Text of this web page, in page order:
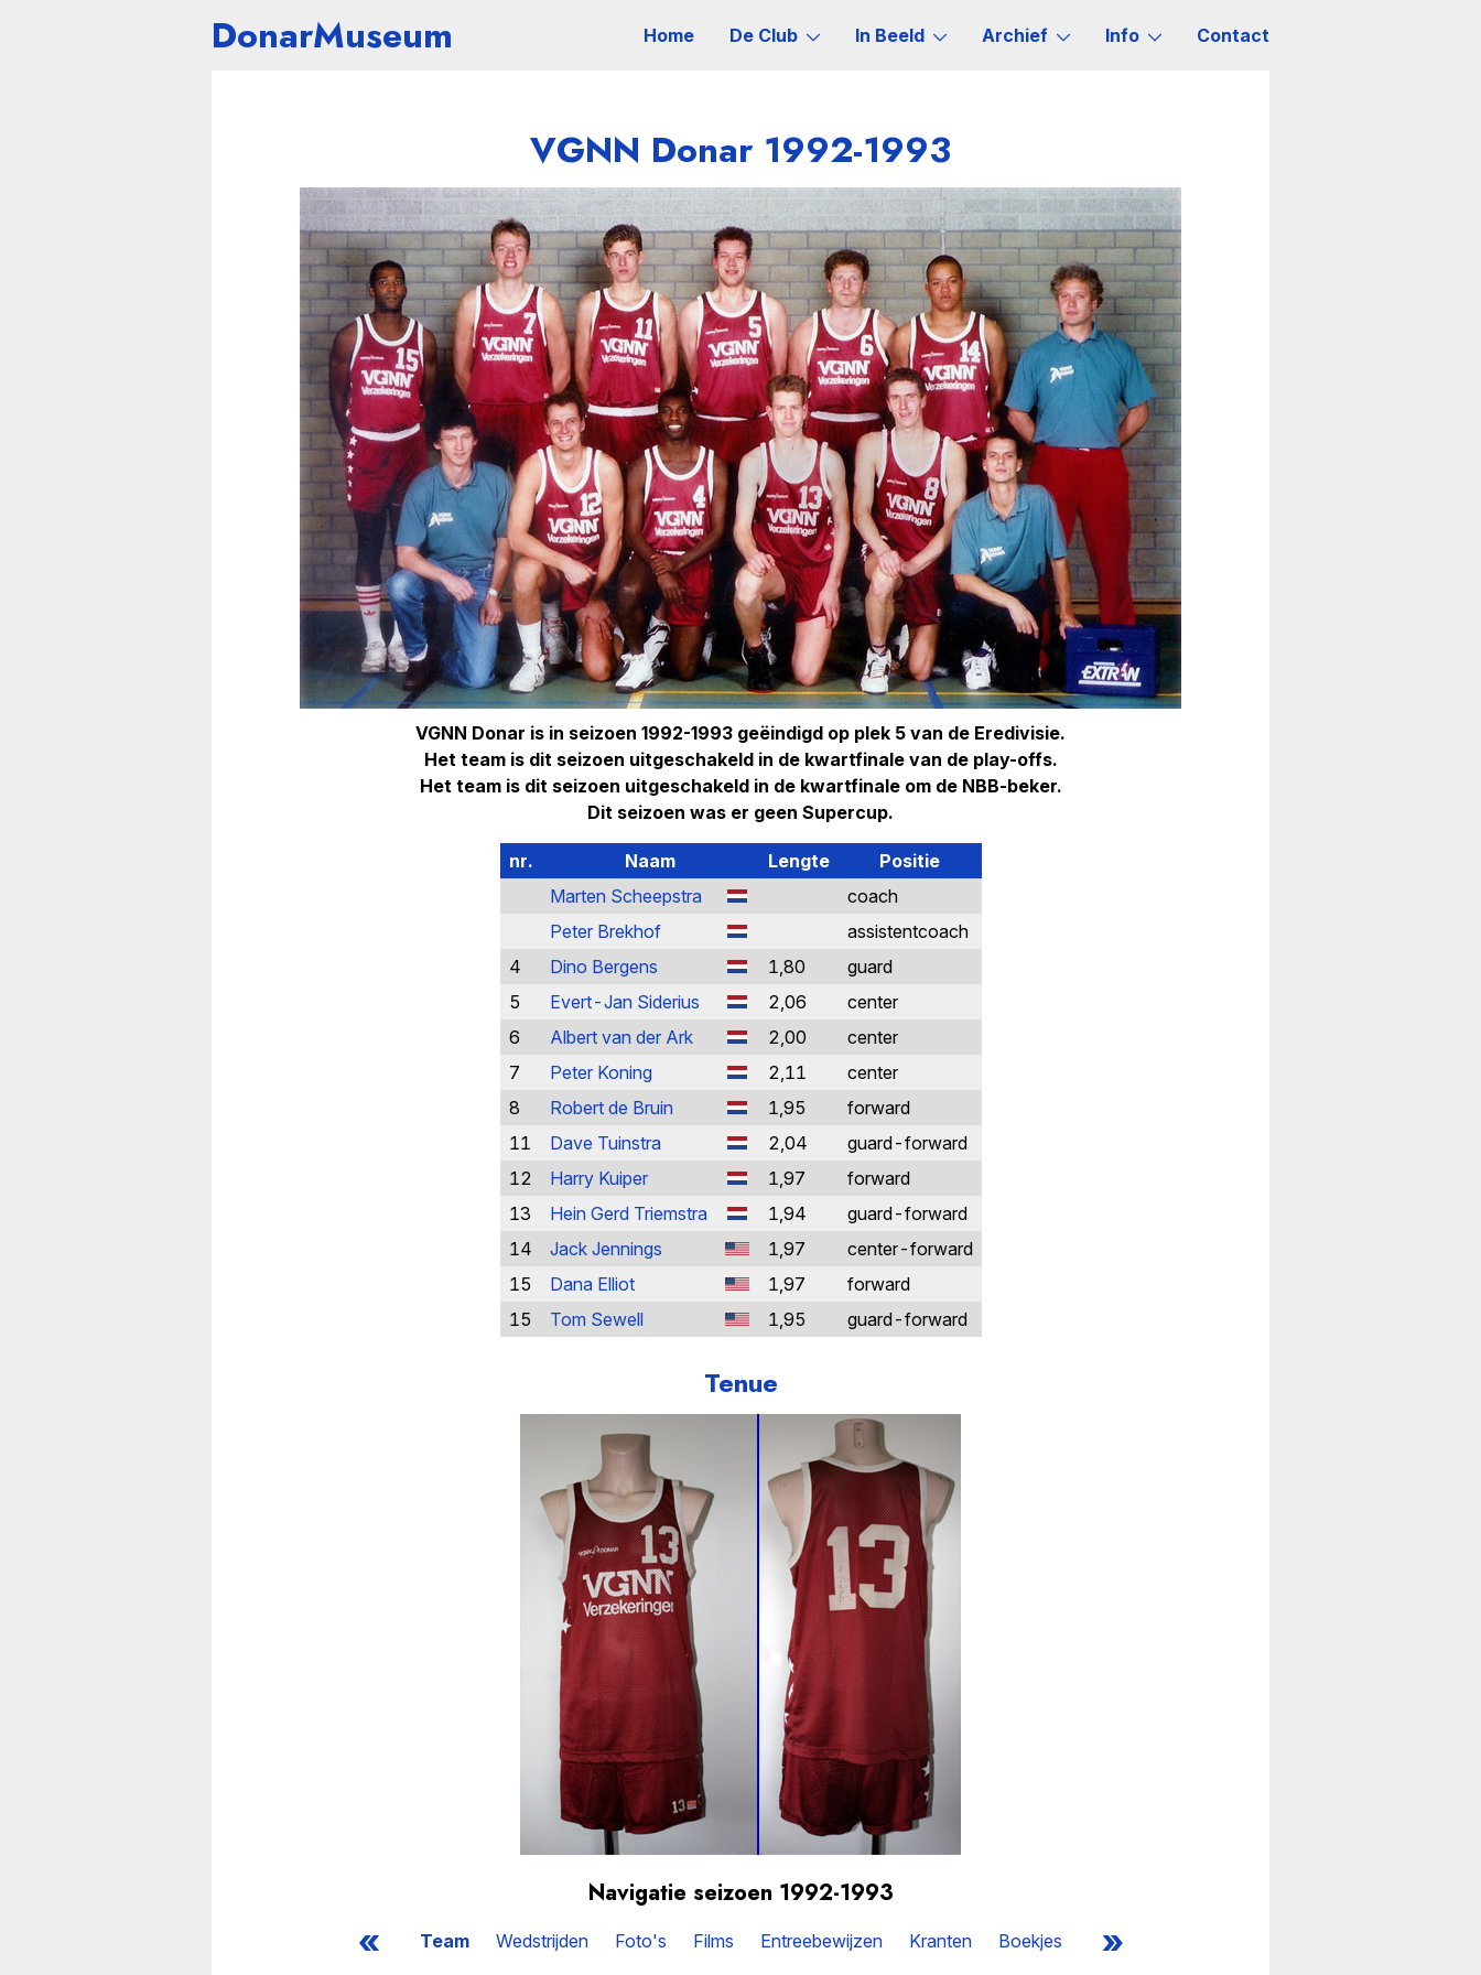
DonarMuseum Home De Club In Beeld Archief Info Contact
VGNN Donar 1992-1993
VGNN Donar is in seizoen 1992-1993 geëindigd op plek 5 van de Eredivisie.
Het team is dit seizoen uitgeschakeld in de kwartfinale van de play-offs.
Het team is dit seizoen uitgeschakeld in de kwartfinale om de NBB-beker.
Dit seizoen was er geen Supercup.
nr. Naam Lengte
Positie
Marten Scheepstra
coach
Peter Brekhof
assistentcoach
4
Dino Bergens 1,80
guard
5
Evert-Jan Siderius 2,06
center
6
Albert van der Ark 2,00
center
7
Peter Koning 2,11
center
8
Robert de Bruin 1,95
forward
11
Dave Tuinstra 2,04
guard-forward
12
Harry Kuiper 1,97
forward
13
Hein Gerd Triemstra 1,94
guard-forward
14
Jack Jennings 1,97
center-forward
15
Dana Elliot 1,97
forward
15
Tom Sewell 1,95 guard-forward
Tenue
Navigatie seizoen 1992-1993
« Team Wedstrijden Foto's Films Entreebewijzen Kranten Boekjes »